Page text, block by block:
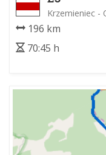
Krzemieniec -
196 km
70:45 h